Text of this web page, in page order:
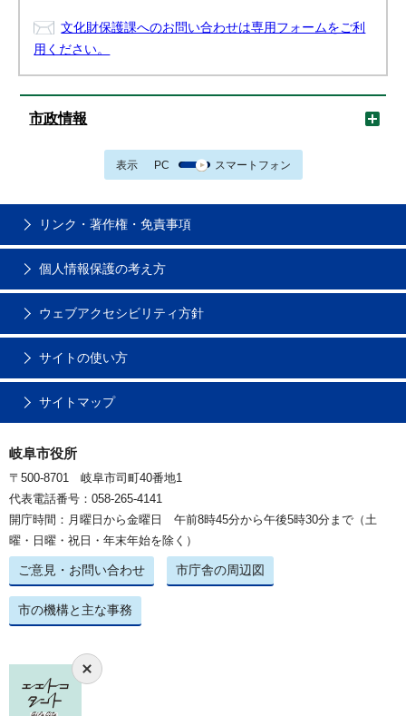
文化財保護課へのお問い合わせは専用フォームをご利
用ください。
市政情報
表示 PC スマートフォン
リンク・著作権・免責事項
個人情報保護の考え方
ウェブアクセシビリティ方針
サイトの使い方
サイトマップ
岐阜市役所
〒500-8701 岐阜市司町40番地1
代表電話番号：058-265-4141
開庁時間：月曜日から金曜日 午前8時45分から午後5時30分まで（土
曜・日曜・祝日・年末年始を除く）
ご意見・お問い合わせ 市庁舎の周辺図
市の機構と主な事務